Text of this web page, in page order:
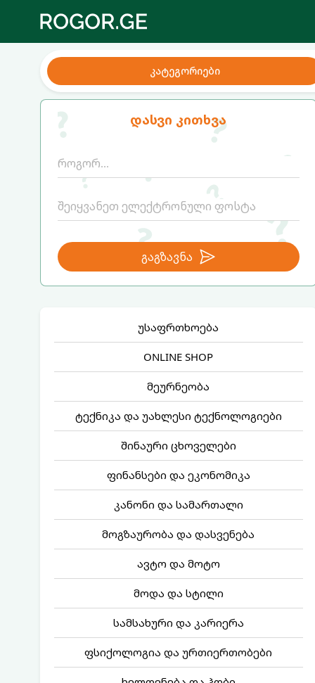
კატეგორიები
დასვი კითხვა
გაგზავნა
უსაფრთხოება
ONLINE SHOP
მეურნეობა
ტექნიკა და უახლესი ტექნოლოგიები
შინაური ცხოველები
ფინანსები და ეკონომიკა
კანონი და სამართალი
მოგზაურობა და დასვენება
ავტო და მოტო
მოდა და სტილი
სამსახური და კარიერა
ფსიქოლოგია და ურთიერთობები